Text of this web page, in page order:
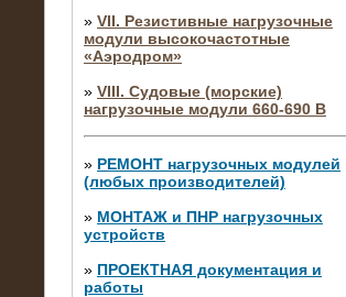
» VII. Резистивные нагрузочные
модули высокочастотные
«Аэродром»
» VIII. Судовые (морские)
нагрузочные модули 660-690 В
» РЕМОНТ нагрузочных модулей
(любых производителей)
» МОНТАЖ и ПНР нагрузочных
устройств
» ПРОЕКТНАЯ документация и
работы